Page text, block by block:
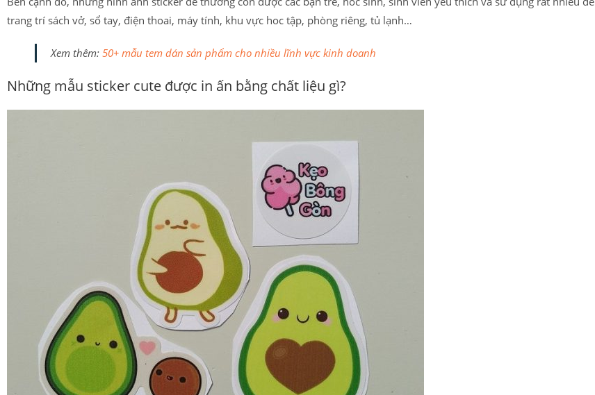
trang trí sách vở, sổ tay, điện thoai, máy tính, khu vực hoc tập, phòng riêng, tủ lạnh…
Xem thêm: 50+ mẫu tem dán sản phẩm cho nhiều lĩnh vực kinh doanh
Những mẫu sticker cute được in ấn bằng chất liệu gì?